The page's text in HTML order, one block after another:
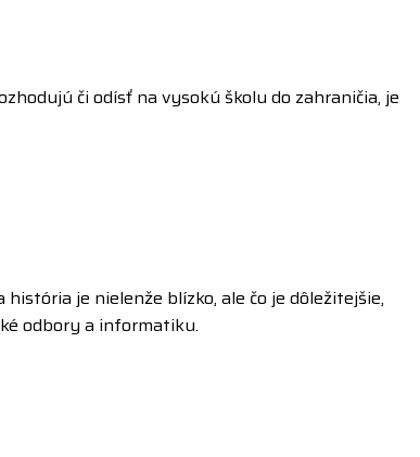
či odísť na vysokú školu do zahraničia, je
je nielenže blízko, ale čo je dôležitejšie,
odbory a informatiku.